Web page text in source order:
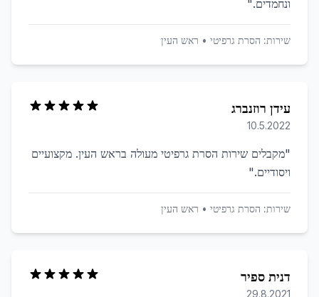
ונחמדים."
שירות: הסרת גרפיטי • ראש העין
עידן רוזנברג
10.5.2022
"מקבלים שירות הסרת גרפיטי מעולה בראש העין. מקצועיים
ויסודיים."
שירות: הסרת גרפיטי • ראש העין
דנית ספיר
29.8.2021